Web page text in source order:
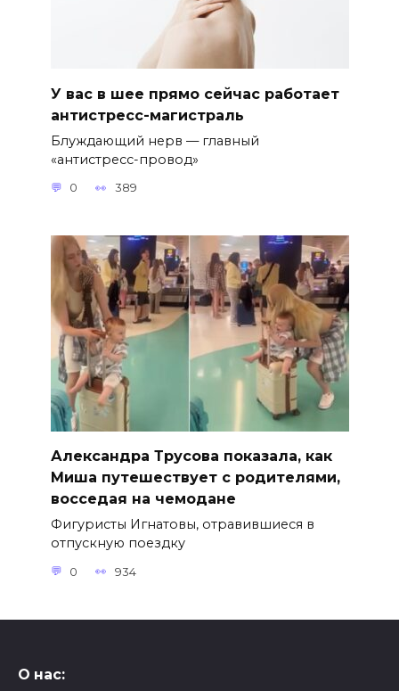
У вас в шее прямо сейчас работает
антистресс-магистраль
Блуждающий нерв — главный
«антистресс-провод»
0 389
Александра Трусова показала, как
Миша путешествует с родителями,
восседая на чемодане
Фигуристы Игнатовы, отравившиеся в
отпускную поездку
0 934
О нас: